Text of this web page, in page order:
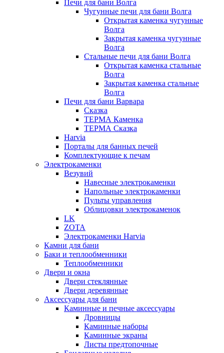
Печи для бани Волга
Чугунные печи для бани Волга
Открытая каменка чугунные
Волга
Закрытая каменка чугунные
Волга
Стальные печи для бани Волга
Открытая каменка стальные
Волга
Закрытая каменка стальные
Волга
Печи для бани Варвара
Сказка
ТЕРМА Каменка
ТЕРМА Сказка
Harvia
Порталы для банных печей
Комплектующие к печам
Электрокаменки
Везувий
Навесные электрокаменки
Напольные электрокаменки
Пульты управления
Облицовки электрокаменок
LK
ZOTA
Электрокаменки Harvia
Камни для бани
Баки и теплообменники
Теплообменники
Двери и окна
Двери стеклянные
Двери деревянные
Аксессуары для бани
Каминные и печные аксессуары
Дровницы
Каминные наборы
Каминные экраны
Листы предтопочные